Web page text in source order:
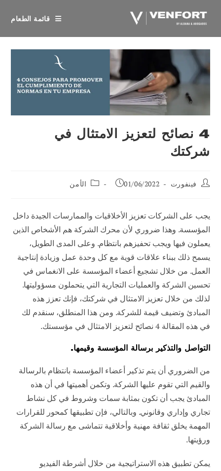
قائمة الطعام
4 نصائح لتعزيز الامتثال في
شركتك
مؤلففينفورت
تم
01/06/2022
فئة الأمن
يجب على الشركات تعزيز الأخلاقيات والممارسات الجيدة داخل
المؤسسة. وهذا ضروري لأن محرك الشركة هم الأشخاص الذين
يعملون فيها ويجب تحفيزهم بانتظام. وعلى المدى الطويل،
يسمح ذلك ببناء علاقات قوية مع كل وحدة عمل وزيادة إنتاجية
العمل. من خلال تشجيع أعضاء المؤسسة على الانغماس في
تحسين الشركة والعمليات التجارية التي يتحملون مسؤوليتها.
لذلك من خلال تعزيز الامتثال في شركتك، فإنك تعزز هذه
المبادئ وتضيف قيمة للشركة. ومن هذا المنطلق، سنقدم لك
في هذه المقالة 4 نصائح لتعزيز الامتثال في مؤسستك.
التواصل والتذكير برسالة المؤسسة وقيمها.
من الضروري أن يتم تذكير أعضاء المؤسسة بانتظام بالرسالة
والقيم التي تقوم عليها الشركة. وتكمن أهميتها في أن هذه
المبادئ يجب أن تكون بمثابة سمات وشروط في كل نشاط
تجاري وإداري وقانوني. وبالتالي، فإن تطبيقها كمحور للقرارات
المهمة يخلق ثقافة مهنية وأخلاقية تتماشى مع رسالة الشركة
ورؤيتها.
يمكن تطبيق هذه الاستراتيجية من خلال أشرطة الفيديو